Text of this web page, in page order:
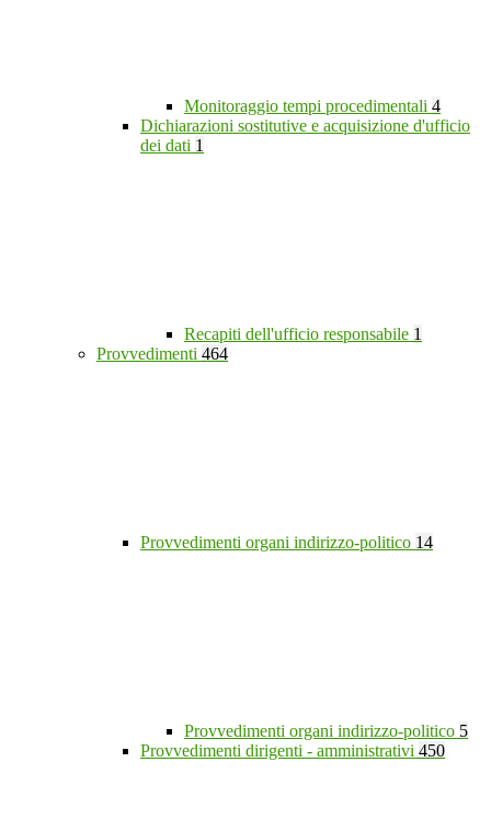
Monitoraggio tempi procedimentali 4
Dichiarazioni sostitutive e acquisizione d'ufficio
dei dati 1
Recapiti dell'ufficio responsabile 1
Provvedimenti 464
Provvedimenti organi indirizzo-politico 14
Provvedimenti organi indirizzo-politico 5
Provvedimenti dirigenti - amministrativi 450